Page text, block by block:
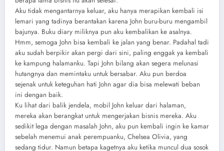
Aku tidak mengantarnya keluar, aku hanya merapikan kembali isi
lemari yang tadinya berantakan karena John buru-buru mengambil
bajunya. Buku diary miliknya pun aku kembalikan ke asalnya.
Hmm, semoga John bisa kembali ke jalan yang benar. Padahal tadi
aku sudah berpikir akan pergi dari sini, paling enggak ya kembali
ke kampung halamanku. Tapi John bilang akan segera melunasi
hutangnya dan memintaku untuk bersabar. Aku pun berdoa
sejenak untuk keteguhan hati John agar dia bisa melewati beban
ini dengan baik.
Ku lihat dari balik jendela, mobil John keluar dari halaman,
mereka akan berangkat untuk mengerjakan bisnis mereka. Aku
sedikit lega dengan masalah John, aku pun kembali ingin ke kamar
sebelah menemui anak perempuanku, Chelsea Olivia, yang
sedang tidur. Namun betapa kagetnya aku ketika muncul dua sosok